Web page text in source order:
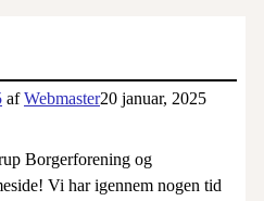
afWebmaster20 januar, 2025
Borgerforening og
Vi har igennem nogen tid